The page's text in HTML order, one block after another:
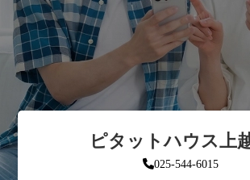
ピタットハウス上
025-544-6015